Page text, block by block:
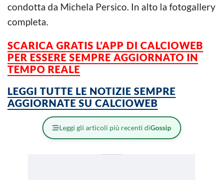
condotta da Michela Persico. In alto la fotogallery
completa.
SCARICA GRATIS L’APP DI CALCIOWEB
PER ESSERE SEMPRE AGGIORNATO IN
TEMPO REALE
LEGGI TUTTE LE NOTIZIE SEMPRE
AGGIORNATE SU CALCIOWEB
Leggi gli articoli più recenti diGossip